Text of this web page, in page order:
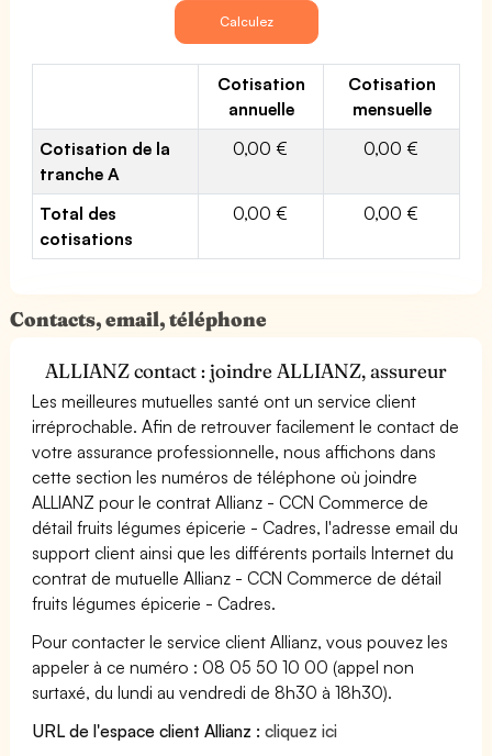
Cotisation
annuelle
Cotisation
mensuelle
Cotisation de la
tranche A
0,00 € 0,00 €
Total des
cotisations
0,00 € 0,00 €
Contacts, email, téléphone
ALLIANZ contact : joindre ALLIANZ, assureur
Les meilleures mutuelles santé ont un service client
irréprochable. Afin de retrouver facilement le contact de
votre assurance professionnelle, nous affichons dans
cette section les numéros de téléphone où joindre
ALLIANZ pour le contrat Allianz - CCN Commerce de
détail fruits légumes épicerie - Cadres, l'adresse email du
support client ainsi que les différents portails Internet du
contrat de mutuelle Allianz - CCN Commerce de détail
fruits légumes épicerie - Cadres.
Pour contacter le service client Allianz, vous pouvez les
appeler à ce numéro : 08 05 50 10 00 (appel non
surtaxé, du lundi au vendredi de 8h30 à 18h30).
URL de l'espace client Allianz :cliquez ici